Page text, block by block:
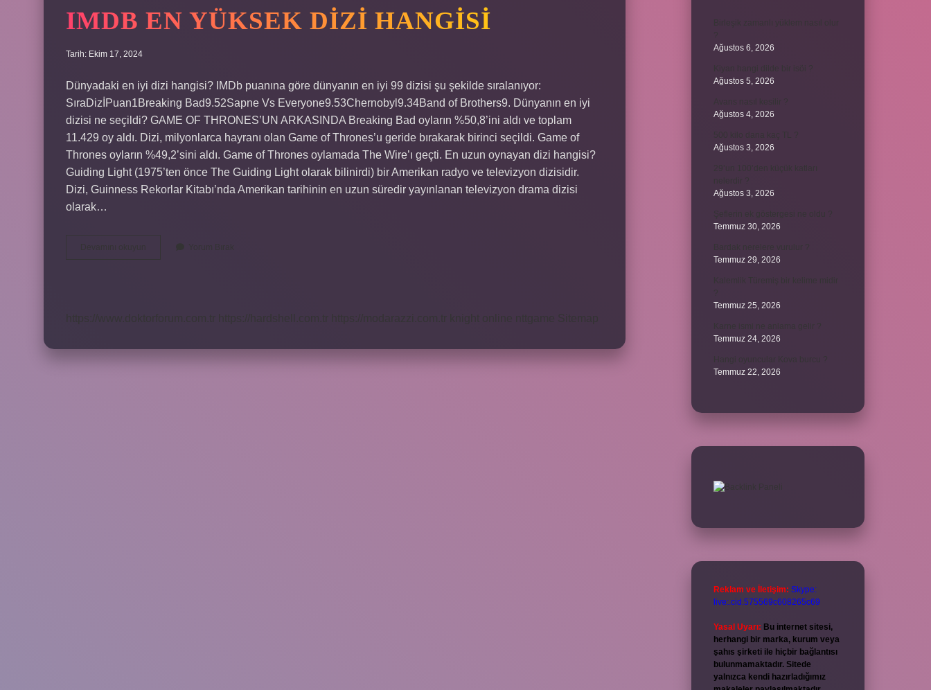
IMDB EN YÜKSEK DIZI HANGISI
Tarih: Ekim 17, 2024
Dünyadaki en iyi dizi hangisi? IMDb puanına göre dünyanın en iyi 99 dizisi şu şekilde sıralanıyor:
SıraDizİPuan1Breaking Bad9.52Sapne Vs Everyone9.53Chernobyl9.34Band of Brothers9. Dünyanın en iyi
dizisi ne seçildi? GAME OF THRONES’UN ARKASINDA Breaking Bad oyların %50,8’ini aldı ve toplam
11.429 oy aldı. Dizi, milyonlarca hayranı olan Game of Thrones’u geride bırakarak birinci seçildi. Game of
Thrones oyların %49,2’sini aldı. Game of Thrones oylamada The Wire’ı geçti. En uzun oynayan dizi hangisi?
Guiding Light (1975’ten önce The Guiding Light olarak bilinirdi) bir Amerikan radyo ve televizyon dizisidir.
Dizi, Guinness Rekorlar Kitabı’nda Amerikan tarihinin en uzun süredir yayınlanan televizyon drama dizisi
olarak…
Ağustos 6, 2026
Ağustos 5, 2026
Ağustos 4, 2026
Ağustos 3, 2026
Ağustos 3, 2026
Temmuz 30, 2026
Temmuz 29, 2026
Temmuz 25, 2026
Temmuz 24, 2026
Temmuz 22, 2026
Reklam ve İletişim: Skype:
live:.cid.575569c608265c69
Yasal Uyarı: Bu internet sitesi,
herhangi bir marka, kurum veya
şahıs şirketi ile hiçbir bağlantısı
bulunmamaktadır. Sitede
yalnızca kendi hazırladığımız